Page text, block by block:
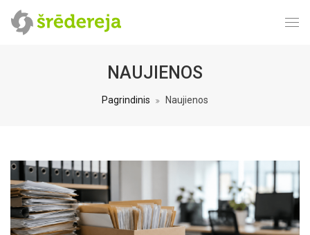
NAUJIENOS
Pagrindinis Naujienos